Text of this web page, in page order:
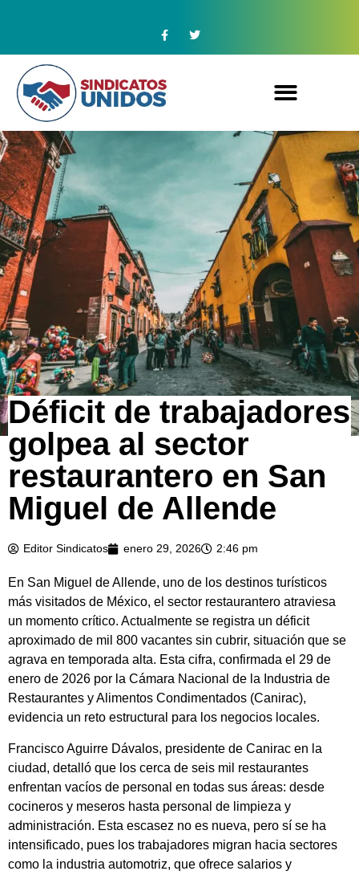
Déficit de trabajadores
golpea al sector
restaurantero en San
Miguel de Allende
Editor Sindicatos enero 29, 2026 2:46 pm
En San Miguel de Allende, uno de los destinos turísticos
más visitados de México, el sector restaurantero atraviesa
un momento crítico. Actualmente se registra un déficit
aproximado de mil 800 vacantes sin cubrir, situación que se
agrava en temporada alta. Esta cifra, confirmada el 29 de
enero de 2026 por la Cámara Nacional de la Industria de
Restaurantes y Alimentos Condimentados (Canirac),
evidencia un reto estructural para los negocios locales.
Francisco Aguirre Dávalos, presidente de Canirac en la
ciudad, detalló que los cerca de seis mil restaurantes
enfrentan vacíos de personal en todas sus áreas: desde
cocineros y meseros hasta personal de limpieza y
administración. Esta escasez no es nueva, pero sí se ha
intensificado, pues los trabajadores migran hacia sectores
como la industria automotriz, que ofrece salarios y